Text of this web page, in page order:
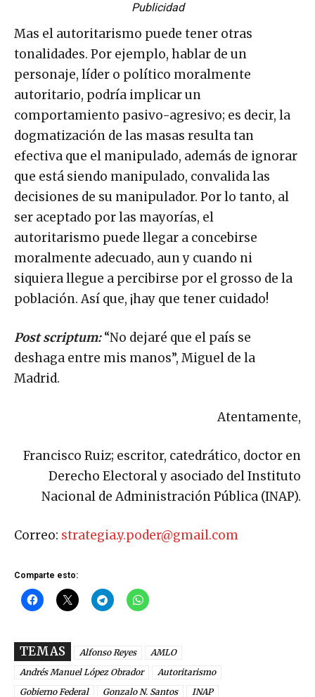
Publicidad
Mas el autoritarismo puede tener otras
tonalidades. Por ejemplo, hablar de un
personaje, líder o político moralmente
autoritario, podría implicar un
comportamiento pasivo-agresivo; es decir, la
dogmatización de las masas resulta tan
efectiva que el manipulado, además de ignorar
que está siendo manipulado, convalida las
decisiones de su manipulador. Por lo tanto, al
ser aceptado por las mayorías, el
autoritarismo puede llegar a concebirse
moralmente adecuado, aun y cuando ni
siquiera llegue a percibirse por el grosso de la
población. Así que, ¡hay que tener cuidado!
Post scriptum:“No dejaré que el país se
deshaga entre mis manos”, Miguel de la
Madrid.
Atentamente,
Francisco Ruiz; escritor, catedrático, doctor en
Derecho Electoral y asociado del Instituto
Nacional de Administración Pública (INAP).
Correo: strategia.y.poder@gmail.com
Comparte esto:
TEMAS Alfonso Reyes
AMLO
Andrés Manuel López Obrador
Autoritarismo
Gobierno Federal
Gonzalo N. Santos
INAP